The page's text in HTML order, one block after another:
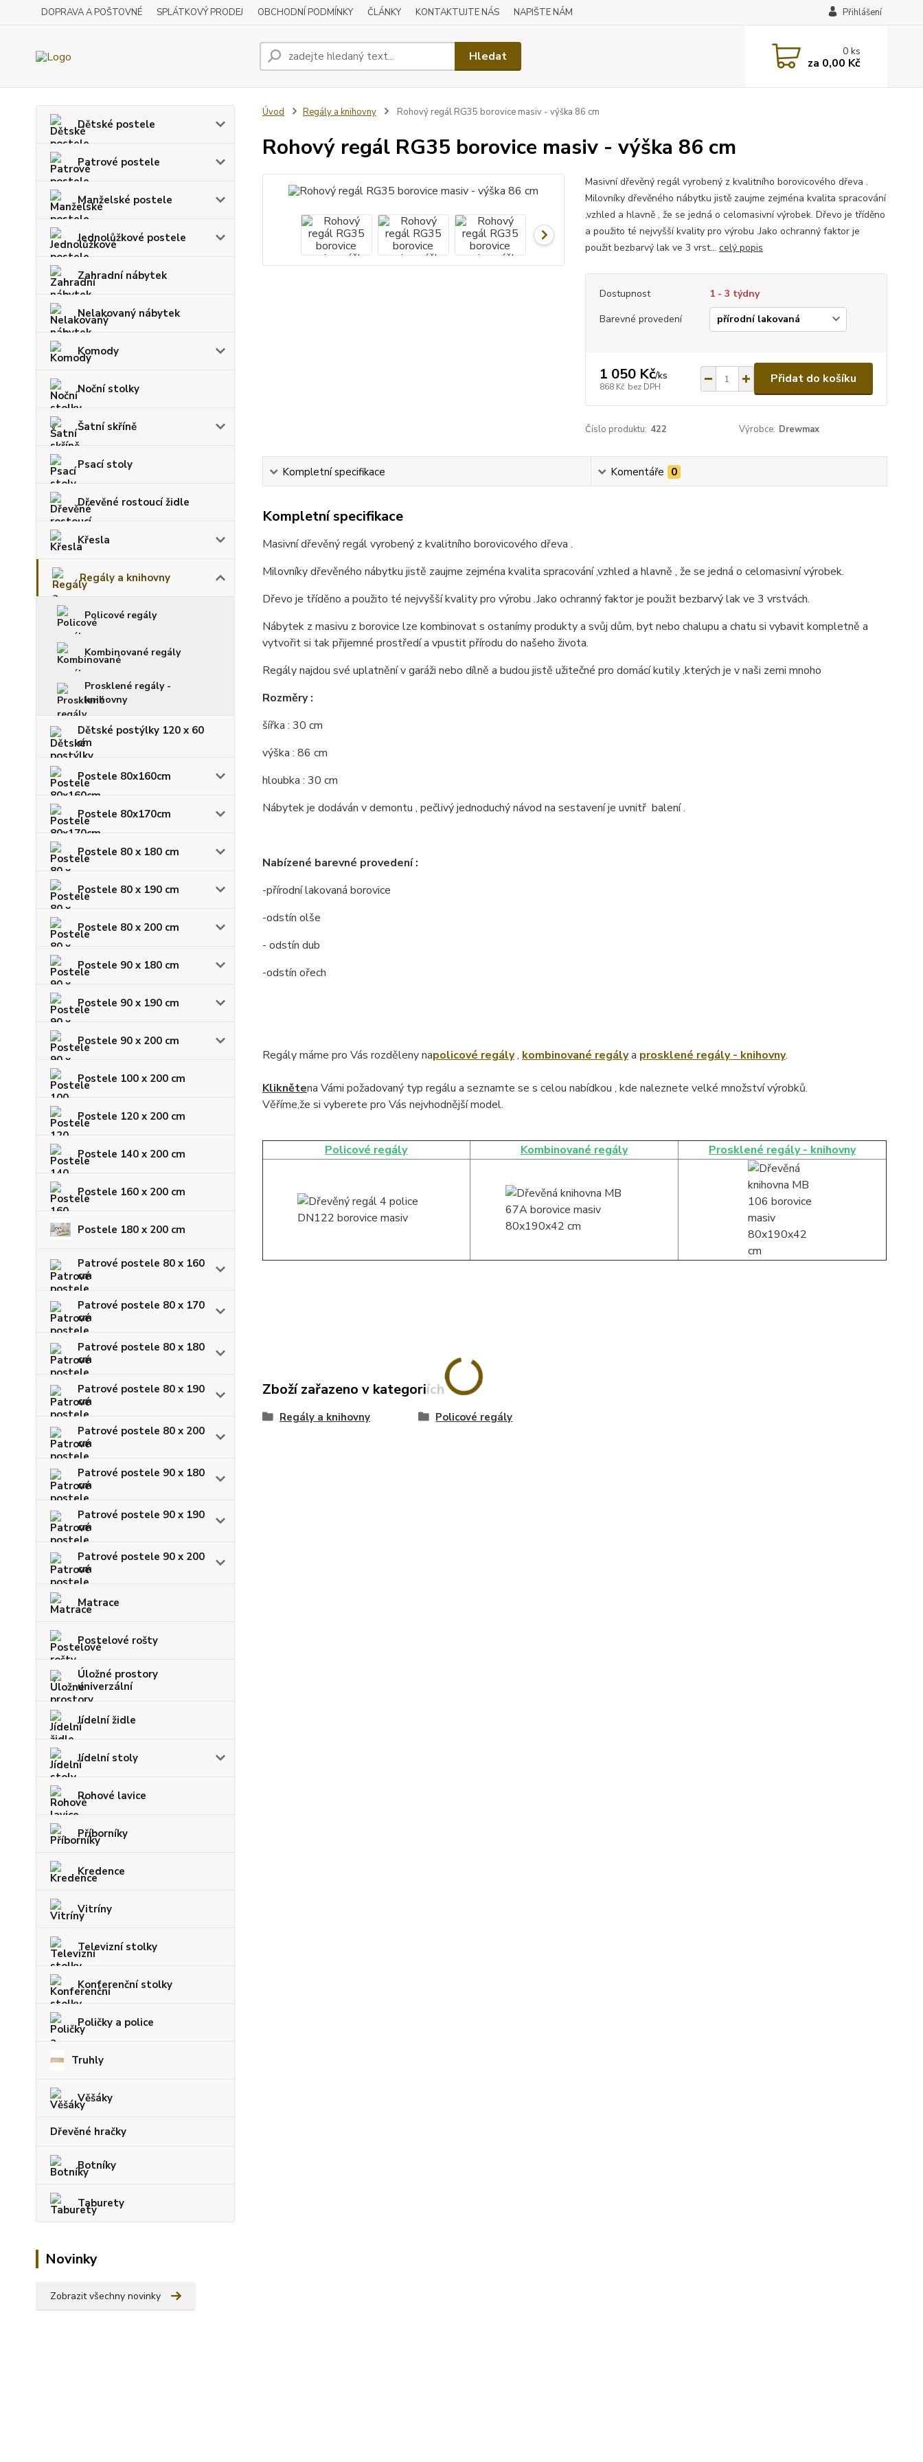
DOPRAVA A POŠTOVNÉ SPLÁTKOVÝ PRODEJ OBCHODNÍ PODMÍNKY ČLÁNKY KONTAKTUJTE NÁS NAPIŠTE NÁM Přihlášení
Hledat 0ks
za 0,00 Kč
Dětské postele
Patrové postele
Manželské postele
Jednolůžkové postele
Zahradní nábytek
Nelakovaný nábytek
Komody
Noční stolky
Šatní skříně
Psací stoly
Dřevěné rostoucí židle
Křesla
Regály a knihovny
Policové regály
Kombinované regály
Prosklené regály -
knihovny
Dětské postýlky 120 x 60
cm
Postele 80x160cm
Postele 80x170cm
Postele 80 x 180 cm
Postele 80 x 190 cm
Postele 80 x 200 cm
Postele 90 x 180 cm
Postele 90 x 190 cm
Postele 90 x 200 cm
Postele 100 x 200 cm
Postele 120 x 200 cm
Postele 140 x 200 cm
Postele 160 x 200 cm
Postele 180 x 200 cm
Patrové postele 80 x 160
cm
Patrové postele 80 x 170
cm
Patrové postele 80 x 180
cm
Patrové postele 80 x 190
cm
Patrové postele 80 x 200
cm
Patrové postele 90 x 180
cm
Patrové postele 90 x 190
cm
Patrové postele 90 x 200
cm
Matrace
Postelové rošty
Úložné prostory
univerzální
Jídelní židle
Jídelní stoly
Rohové lavice
Příborníky
Kredence
Vitríny
Televizní stolky
Konferenční stolky
Poličky a police
Truhly
Věšáky
Dřevěné hračky
Botníky
Taburety
Novinky
Zobrazit všechny novinky
Úvod Regály a knihovny Rohový regál RG35 borovice masiv - výška 86 cm
Rohový regál RG35 borovice masiv - výška 86 cm
Masivní dřevěný regál vyrobený z kvalitního borovicového dřeva .
Milovníky dřevěného nábytku jistě zaujme zejména kvalita spracování
,vzhled a hlavně , že se jedná o celomasivní výrobek. Dřevo je tříděno
a použito té nejvyšší kvality pro výrobu .Jako ochranný faktor je
použit bezbarvý lak ve 3 vrst... celý popis
Dostupnost
1 - 3 týdny
Barevné provedení
1 050 Kč/ks
868 Kč bez DPH
Přidat do košíku
Číslo produktu: 422 Výrobce: Drewmax
Kompletní specifikace Komentáře 0
Kompletní specifikace
Masivní dřevěný regál vyrobený z kvalitního borovicového dřeva .
Milovníky dřevěného nábytku jistě zaujme zejména kvalita spracování ,vzhled a hlavně , že se jedná o celomasivní výrobek.
Dřevo je tříděno a použito té nejvyšší kvality pro výrobu .Jako ochranný faktor je použit bezbarvý lak ve 3 vrstvách.
Nábytek z masivu z borovice lze kombinovat s ostanímy produkty a svůj dům, byt nebo chalupu a chatu si vybavit kompletně a
vytvořit si tak přijemné prostředí a vpustit přírodu do našeho života.
Regály najdou své uplatnění v garáži nebo dílně a budou jistě užitečné pro domácí kutily ,kterých je v naši zemi mnoho
Rozměry :
šířka : 30 cm
výška : 86 cm
hloubka : 30 cm
Nábytek je dodáván v demontu , pečlivý jednoduchý návod na sestavení je uvnitř balení .
Nabízené barevné provedení :
-přírodní lakovaná borovice
-odstín olše
- odstín dub
-odstín ořech
Regály máme pro Vás rozděleny napolicové regály, kombinované regálya prosklené regály - knihovny.
Kliknětena Vámi požadovaný typ regálu a seznamte se s celou nabídkou , kde naleznete velké množství výrobků.
Věříme,že si vyberete pro Vás nejvhodnější model.
Policové regály Kombinované regály Prosklené regály - knihovny
Zboží zařazeno v kategoriích
Regály a knihovny Policové regály